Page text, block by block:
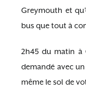
Greymouth et
bus que tout à
2h45 du matin à
demandé avec
même le sol de